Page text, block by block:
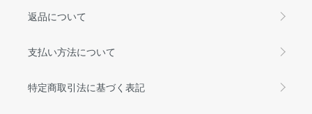
返品について
支払い方法について
特定商取引法に基づく表記